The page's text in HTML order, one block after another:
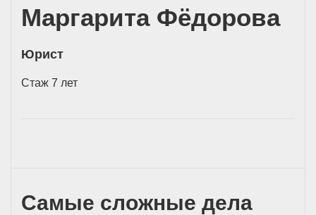
Маргарита Фёдорова
Юрист
Стаж 7 лет
Самые сложные дела